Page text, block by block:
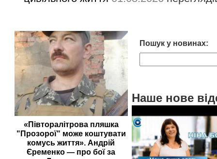
«Півторалітрова пляшка
"Прозорої" може коштувати
комусь життя». Андрій
Єременко — про бої за
Пошук у новинах:
Наше нове